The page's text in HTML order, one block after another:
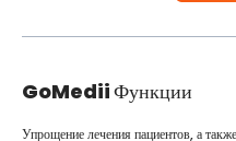
GoMediiФункции
Упрощение лечения пациентов, а